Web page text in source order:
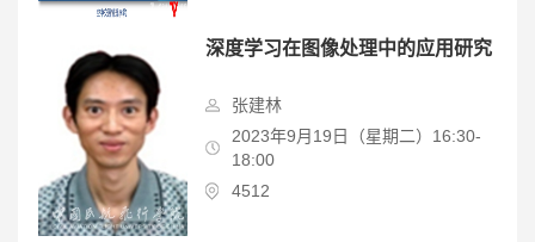
深度学习在图像处理中的应用研究
张建林
2023年9月19日（星期二）16:30-
18:00
4512